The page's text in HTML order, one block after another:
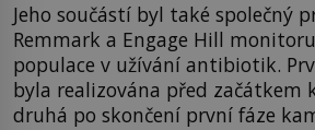
Jeho součástí byl také společný
Remmark a Engage Hill
populace v užívání antibiotik.
byla realizována před začátkem
druhá po skončení první fáze